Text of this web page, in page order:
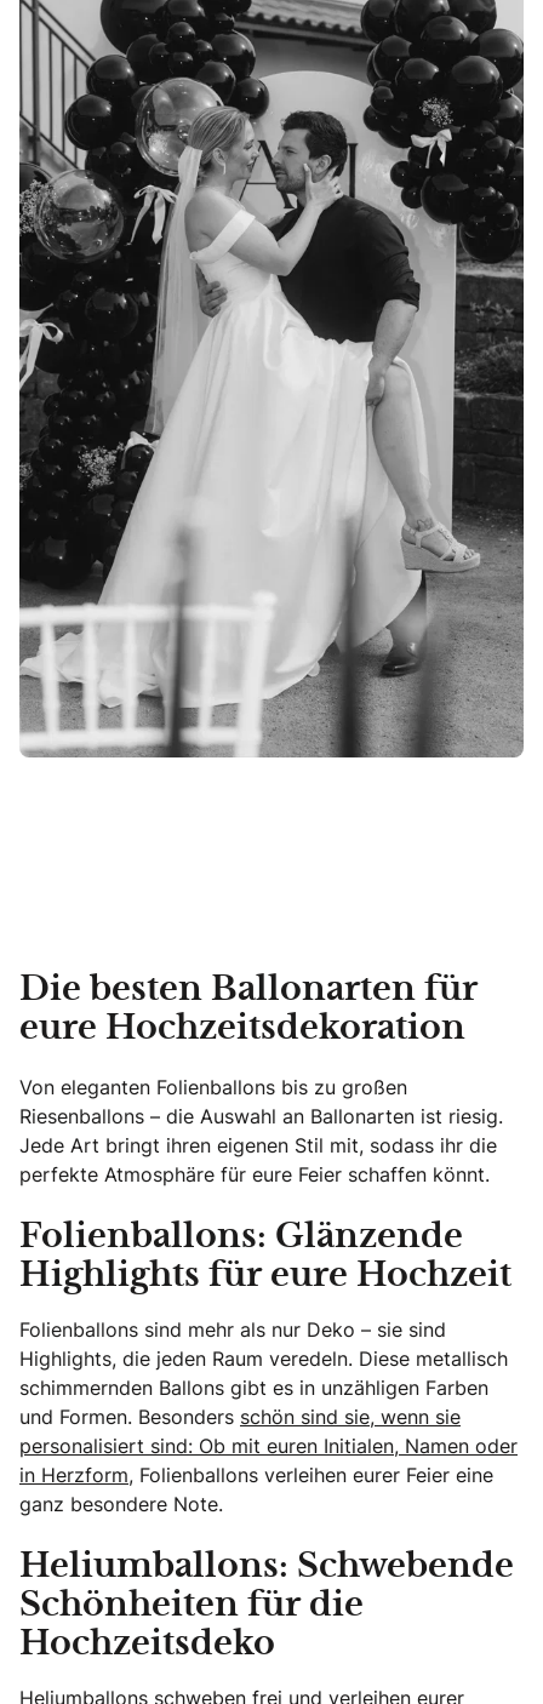
Die besten Ballonarten für
eure Hochzeitsdekoration
Von eleganten Folienballons bis zu großen
Riesenballons – die Auswahl an Ballonarten ist riesig.
Jede Art bringt ihren eigenen Stil mit, sodass ihr die
perfekte Atmosphäre für eure Feier schaffen könnt.
Folienballons: Glänzende
Highlights für eure Hochzeit
Folienballons sind mehr als nur Deko – sie sind
Highlights, die jeden Raum veredeln. Diese metallisch
schimmernden Ballons gibt es in unzähligen Farben
und Formen. Besonders schön sind sie, wenn sie
personalisiert sind: Ob mit euren Initialen, Namen oder
in Herzform, Folienballons verleihen eurer Feier eine
ganz besondere Note.
Heliumballons: Schwebende
Schönheiten für die
Hochzeitsdeko
Heliumballons schweben frei und verleihen eurer